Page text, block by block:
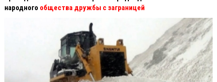
народного общества дружбы с заграницей